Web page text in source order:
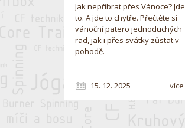
Jak nepřibrat přes Vánoce? Jde
to. A jde to chytře. Přečtěte si
vánoční patero jednoduchých
rad, jak i přes svátky zůstat v
pohodě.
15. 12. 2025 více